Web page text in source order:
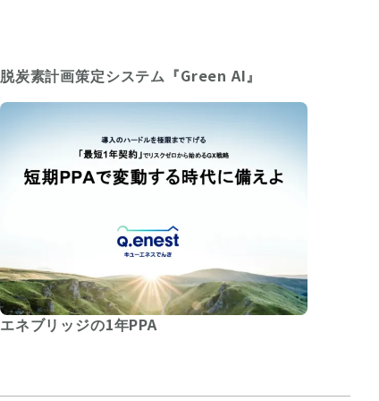
脱炭素計画策定システム『Green AI』
エネブリッジの1年PPA